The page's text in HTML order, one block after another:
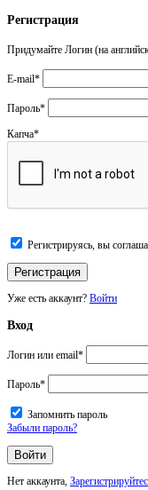
Регистрация
Придумайте Логин (на
E-mail*
Пароль*
Капча*
Регистрируясь, вы
Уже есть аккаунт? Войти
Вход
Логин или email*
Пароль*
Запомнить пароль
Забыли пароль?
Нет аккаунта,